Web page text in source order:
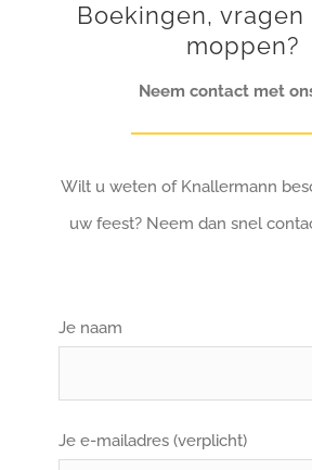
Boekingen,
moppen?
Neem contact met
Wilt u weten of Knallermann
uw feest? Neem dan snel
Je naam
Je e-mailadres (verplicht)